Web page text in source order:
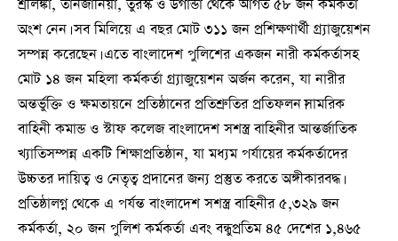
শ্রীলঙ্কা, তানজানিয়া, তুরস্ক ও উগান্ডা থেকে আগত ৫৮ জন কর্মকর্তা
অংশ নেন। সব মিলিয়ে এ বছর মোট ৩১১ জন প্রশিক্ষণার্থী গ্র্যাজুয়েশন
সম্পন্ন করেছেন। এতে বাংলাদেশ পুলিশের একজন নারী কর্মকর্তাসহ
মোট ১৪ জন মহিলা কর্মকর্তা গ্র্যাজুয়েশন অর্জন করেন, যা নারীর
অন্তর্ভুক্তি ও ক্ষমতায়নে প্রতিষ্ঠানের প্রতিশ্রুতির প্রতিফলন।সামরিক
বাহিনী কমান্ড ও স্টাফ কলেজ বাংলাদেশ সশস্ত্র বাহিনীর আন্তর্জাতিক
খ্যাতিসম্পন্ন একটি শিক্ষাপ্রতিষ্ঠান, যা মধ্যম পর্যায়ের কর্মকর্তাদের
উচ্চতর দায়িত্ব ও নেতৃত্ব প্রদানের জন্য প্রস্তুত করতে অঙ্গীকারবদ্ধ।
প্রতিষ্ঠালগ্ন থেকে এ পর্যন্ত বাংলাদেশ সশস্ত্র বাহিনীর ৫,৩২৯ জন
কর্মকর্তা, ২০ জন পুলিশ কর্মকর্তা এবং বন্ধুপ্রতিম ৪৫ দেশের ১,৪৬৫